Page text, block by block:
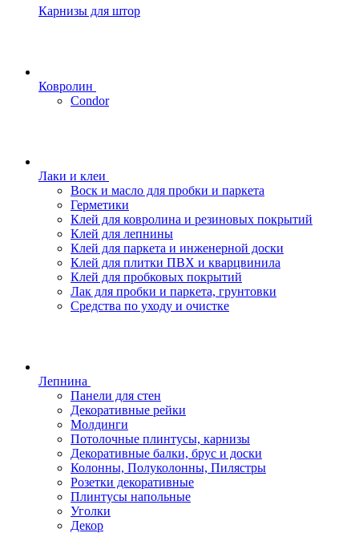
Карнизы для штор
Ковролин
Condor
Лаки и клеи
Воск и масло для пробки и паркета
Герметики
Клей для ковролина и резиновых покрытий
Клей для лепнины
Клей для паркета и инженерной доски
Клей для плитки ПВХ и кварцвинила
Клей для пробковых покрытий
Лак для пробки и паркета, грунтовки
Средства по уходу и очистке
Лепнина
Панели для стен
Декоративные рейки
Молдинги
Потолочные плинтусы, карнизы
Декоративные балки, брус и доски
Колонны, Полуколонны, Пилястры
Розетки декоративные
Плинтусы напольные
Уголки
Декор